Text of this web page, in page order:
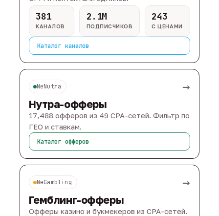
381
КАНАЛОВ
2.1M
ПОДПИСЧИКОВ
243
С ЦЕНАМИ
Каталог каналов
NeNutra →
Нутра-офферы
17,488 офферов из 49 CPA-сетей. Фильтр по
ГЕО и ставкам.
Каталог офферов
NeGambling →
Гемблинг-офферы
Офферы казино и букмекеров из CPA-сетей.